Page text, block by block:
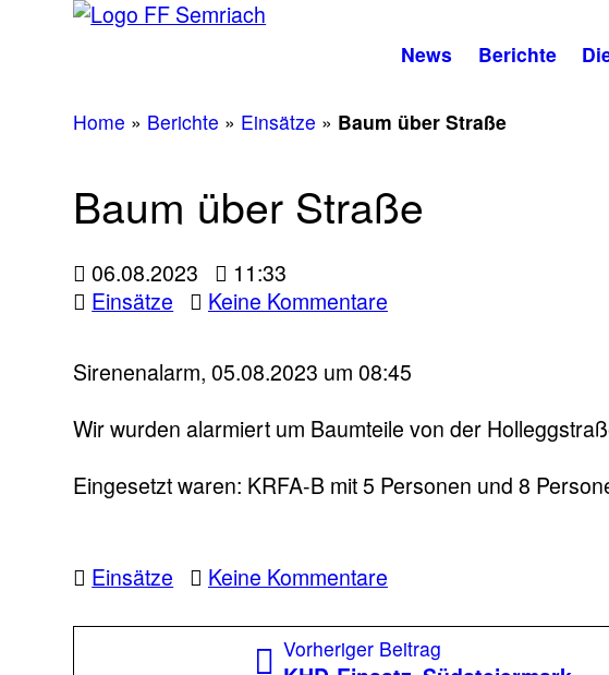
News Berichte
Home » Berichte » Einsätze » Baum über Straße
Baum über Straße
06.08.2023
11:33
Einsätze
Keine Kommentarezu
Straße
Sirenenalarm, 05.08.2023 um 08:45
Wir wurden alarmiert um Baumteile von der
Eingesetzt waren: KRFA-B mit 5 Personen und 8
Einsätze Keine Kommentarezu
über
Straße
Beitragsnavigation
Vorheriger Beitrag